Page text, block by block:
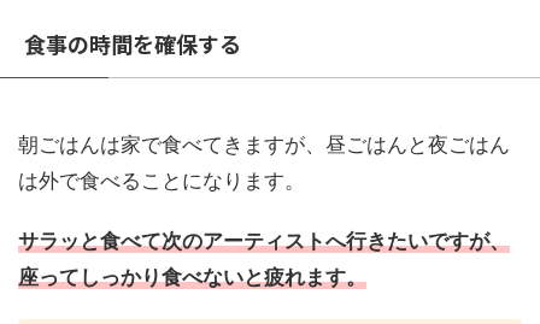
食事の時間を確保する
朝ごはんは家で食べてきますが、昼ごはんと夜ごはん
は外で食べることになります。
サラッと食べて次のアーティストへ行きたいですが、
座ってしっかり食べないと疲れます。